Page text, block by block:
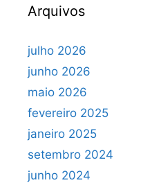
Arquivos
julho 2026
junho 2026
maio 2026
fevereiro 2025
janeiro 2025
setembro 2024
junho 2024